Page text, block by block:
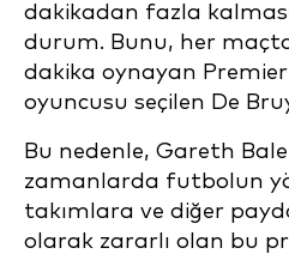
dakikadan fazla
durum. Bunu, her
dakika oynayan
oyuncusu seçilen De
Bu nedenle, Gareth
zamanlarda futbolun
takımlara ve diğer
olarak zararlı olan bu